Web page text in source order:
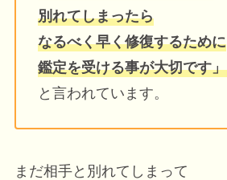
別れてしまったら
なるべく早く修復するために
鑑定を受ける事が大切です」
と言われています。
まだ相手と別れてしまって